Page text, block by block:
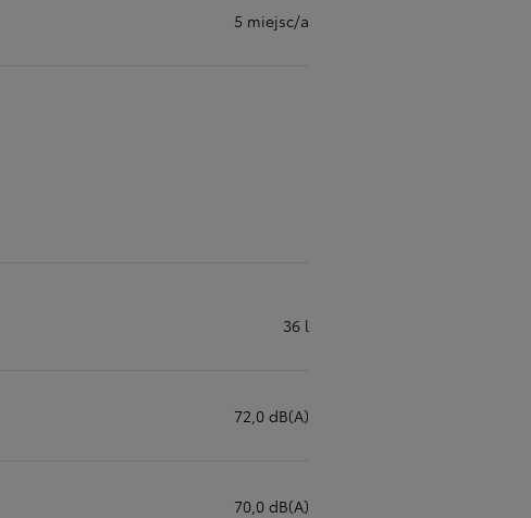
5 miejsc/a
36 l
72,0 dB(A)
70,0 dB(A)